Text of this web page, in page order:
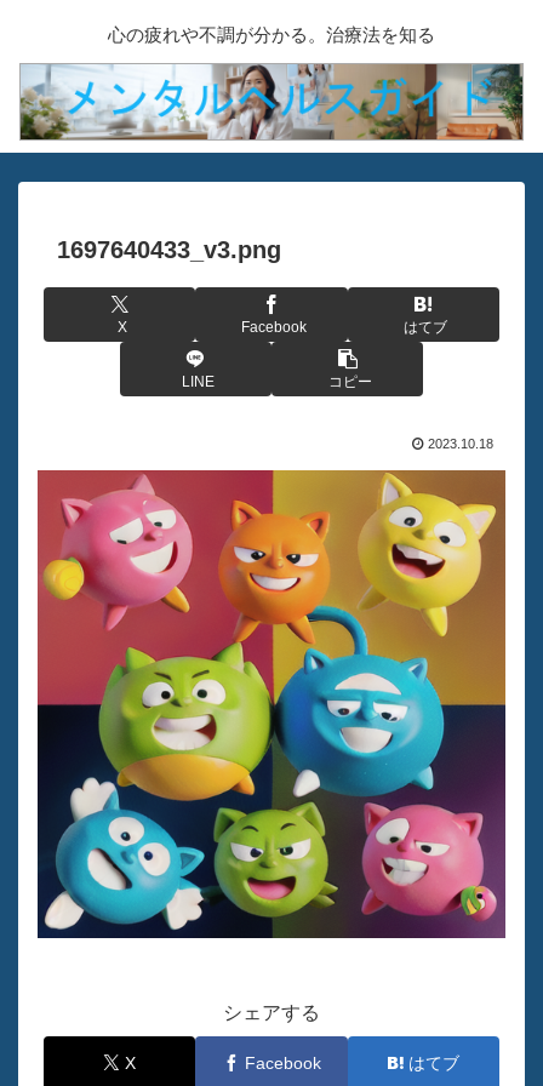
心の疲れや不調が分かる。治療法を知る
1697640433_v3.png
X Facebook はてブ
LINE コピー
2023.10.18
シェアする
X Facebook はてブ